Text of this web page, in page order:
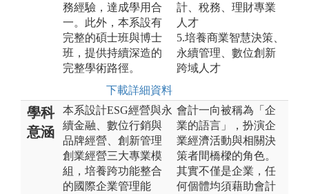
務經驗，達成學用合
一。此外，本系設有
完整的碩士班與博士
班，提供持續深造的
完整學術路徑。
下載詳細資料
計、稅務、理財專業
人才
5.培養商業智慧決策、
永續管理、數位創新
跨域人才
學科
意涵
本系設計ESG經營與永
續金融、數位行銷與
品牌經營、創新管理
創業經營三大專業模
組，培養跨功能整合
的國際企業管理能
會計一向被稱為「企
業的語言」，扮演企
業經濟活動與相關決
策者間橋樑的角色。
其實不僅是企業，任
何個體均須藉助會計